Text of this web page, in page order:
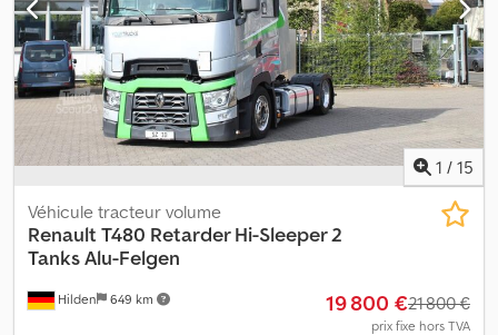
1 / 15
Hilden 649 km
Véhicule tracteur volume
Renault T480 Retarder Hi-Sleeper 2
Tanks Alu-Felgen
19 800 €21 800 €
prix fixe hors TVA